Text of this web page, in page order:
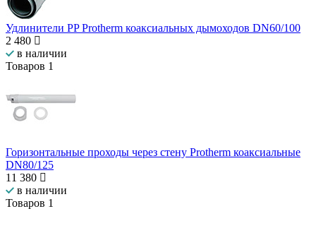
Удлинители PP Protherm коаксиальных дымоходов DN60/100
2 480
в наличии
Товаров 1
Горизонтальные проходы через стену Protherm коаксиальные
DN80/125
11 380
в наличии
Товаров 1